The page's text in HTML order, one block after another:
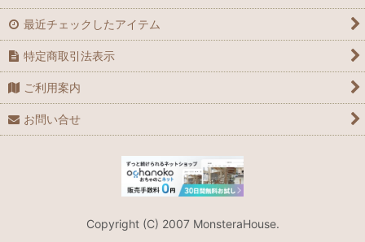
最近チェックしたアイテム
特定商取引法表示
ご利用案内
お問い合せ
Copyright (C) 2007 MonsteraHouse.